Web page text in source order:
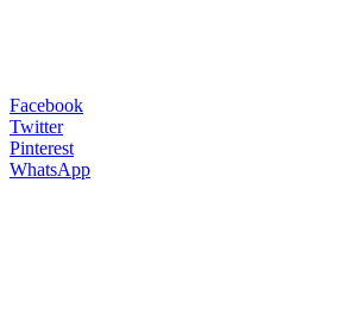
Facebook
Twitter
Pinterest
WhatsApp